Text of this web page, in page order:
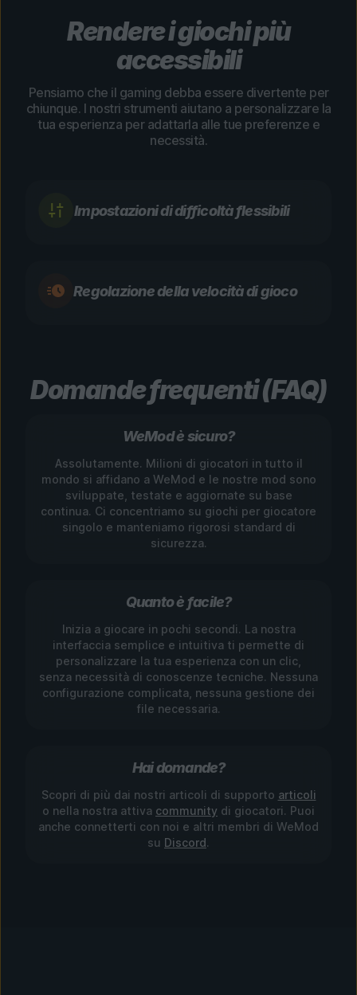
Rendere i giochi più
accessibili
Pensiamo che il gaming debba essere divertente per
chiunque. I nostri strumenti aiutano a personalizzare la
tua esperienza per adattarla alle tue preferenze e
necessità.
Impostazioni di difficoltà flessibili
Regolazione della velocità di gioco
Domande frequenti (FAQ)
WeMod è sicuro?
Assolutamente. Milioni di giocatori in tutto il
mondo si affidano a WeMod e le nostre mod sono
sviluppate, testate e aggiornate su base
continua. Ci concentriamo su giochi per giocatore
singolo e manteniamo rigorosi standard di
sicurezza.
Quanto è facile?
Inizia a giocare in pochi secondi. La nostra
interfaccia semplice e intuitiva ti permette di
personalizzare la tua esperienza con un clic,
senza necessità di conoscenze tecniche. Nessuna
configurazione complicata, nessuna gestione dei
file necessaria.
Hai domande?
Scopri di più dai nostri articoli di supporto articoli
o nella nostra attiva community di giocatori. Puoi
anche connetterti con noi e altri membri di WeMod
su Discord.